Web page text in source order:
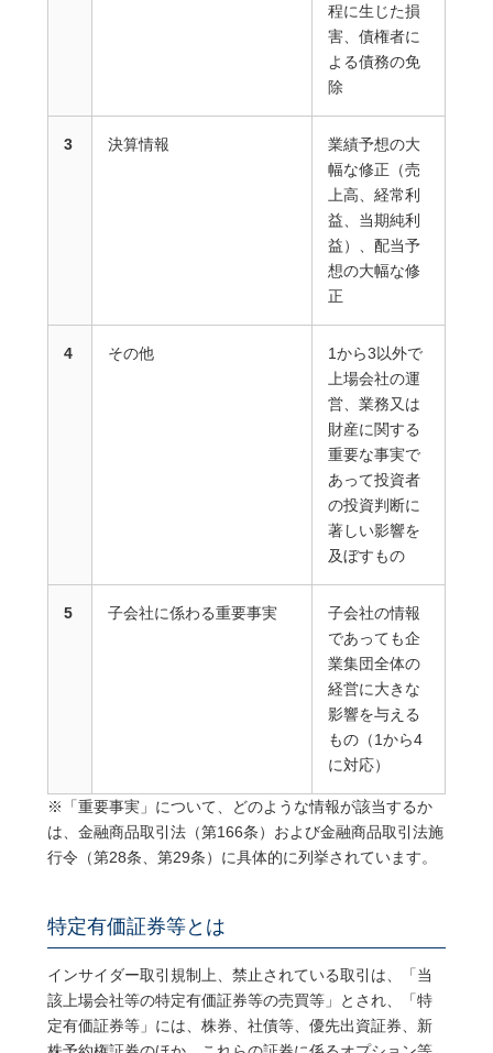
程に生じた損
害、債権者に
よる債務の免
除
3 決算情報
業績予想の大
幅な修正（売
上高、経常利
益、当期純利
益）、配当予
想の大幅な修
正
4 その他
1から3以外で
上場会社の運
営、業務又は
財産に関する
重要な事実で
あって投資者
の投資判断に
著しい影響を
及ぼすもの
5 子会社に係わる重要事実
子会社の情報
であっても企
業集団全体の
経営に大きな
影響を与える
もの（1から4
に対応）
※「重要事実」について、どのような情報が該当するか
は、金融商品取引法（第166条）および金融商品取引法施
行令（第28条、第29条）に具体的に列挙されています。
特定有価証券等とは
インサイダー取引規制上、禁止されている取引は、「当
該上場会社等の特定有価証券等の売買等」とされ、「特
定有価証券等」には、株券、社債等、優先出資証券、新